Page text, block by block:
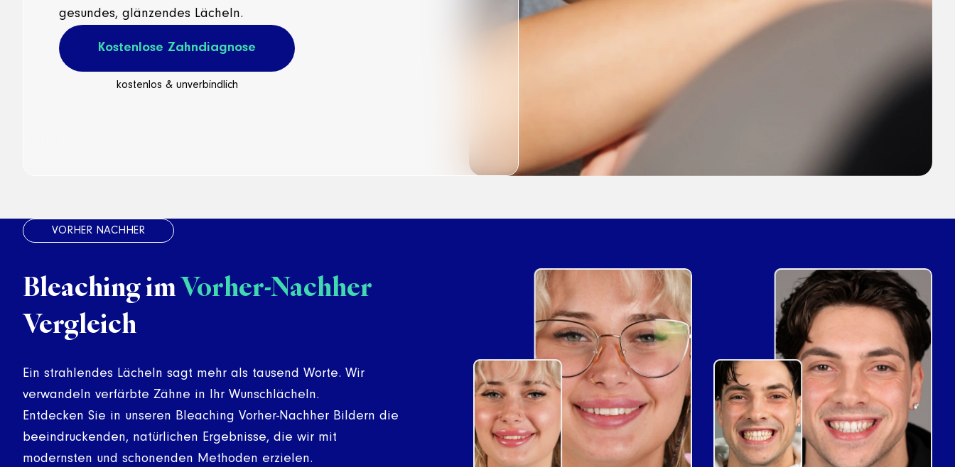
gesundes, glänzendes Lächeln.
Kostenlose Zahndiagnose
kostenlos & unverbindlich
Bleaching imVorher-Nachher
Vergleich
Ein strahlendes Lächeln sagt mehr als tausend Worte. Wir
verwandeln verfärbte Zähne in Ihr Wunschlächeln.
Entdecken Sie in unseren Bleaching Vorher-Nachher Bildern die
beeindruckenden, natürlichen Ergebnisse, die wir mit
modernsten und schonenden Methoden erzielen.